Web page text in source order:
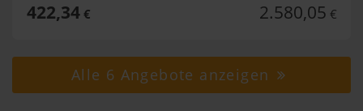
422,34€ 2.580,05 €
Alle 6 Angebote anzeigen